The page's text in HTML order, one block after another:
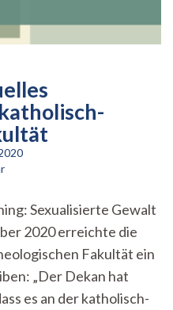
zu
sexuelles
Fehlverhalten
katholisch-
theologischer
Fakultät
Sexualisierte Gewalt
2020 erreichte die
Fakultät ein
„Der Dekan hat
es an der katholisch-